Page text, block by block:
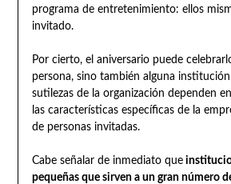
programa de entretenimiento: ellos
invitado.
Por cierto, el aniversario puede
persona, sino también alguna
sutilezas de la organización dependen
las características específicas de la
de personas invitadas.
Cabe señalar de inmediato que
pequeñas que sirven a un gran número